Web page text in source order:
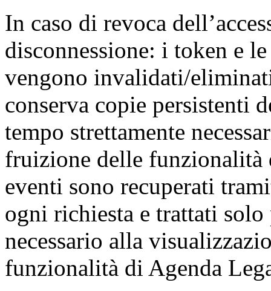
In caso di revoca
disconnessione: i token e
vengono invalidati/
conserva copie persistenti
tempo strettamente
fruizione delle
eventi sono recuperati
ogni richiesta e trattati
necessario alla
funzionalità di Agenda